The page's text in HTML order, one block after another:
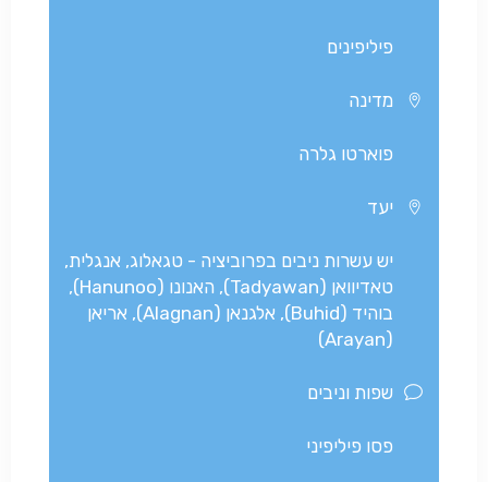
פיליפינים
מדינה
פוארטו גלרה
יעד
יש עשרות ניבים בפרוביציה - טגאלוג, אנגלית,
טאדיוואן (Tadyawan), האנונו (Hanunoo),
בוהיד (Buhid), אלגנאן (Alagnan), אריאן
(Arayan)
שפות וניבים
פסו פיליפיני